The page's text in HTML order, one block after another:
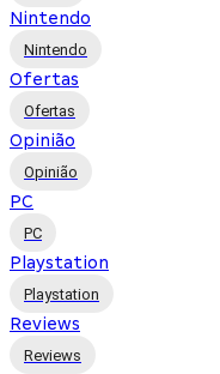
Nintendo
Nintendo
Ofertas
Ofertas
Opinião
Opinião
PC
PC
Playstation
Playstation
Reviews
Reviews